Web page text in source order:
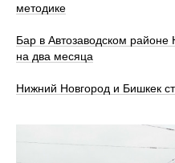
методике
Бар в Автозаводском районе
на два месяца
Нижний Новгород и Бишкек